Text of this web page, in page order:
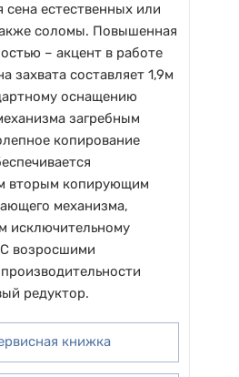
сена естественных или
соломы. Повышенная
– акцент в работе
захвата составляет 1,9м
оснащению
загребным
копирование
вторым копирующим
механизма,
исключительному
возросшими
редуктор.
книжка